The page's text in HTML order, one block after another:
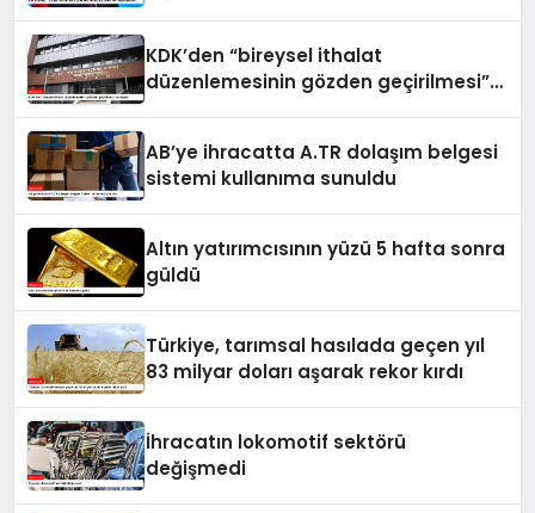
KDK’den “bireysel ithalat
düzenlemesinin gözden geçirilmesi”
AB’ye ihracatta A.TR dolaşım belgesi
sistemi kullanıma sunuldu
Altın yatırımcısının yüzü 5 hafta sonra
güldü
Türkiye, tarımsal hasılada geçen yıl
83 milyar doları aşarak rekor kırdı
İhracatın lokomotif sektörü
değişmedi